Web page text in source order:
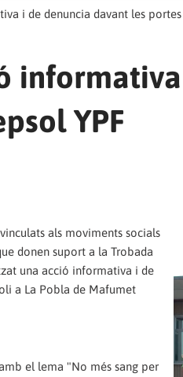
i de denuncia davant les portes
YPF
als moviments socials
donen suport a la Trobada
una acció informativa i de
a La Pobla de Mafumet
el lema "No més sang per